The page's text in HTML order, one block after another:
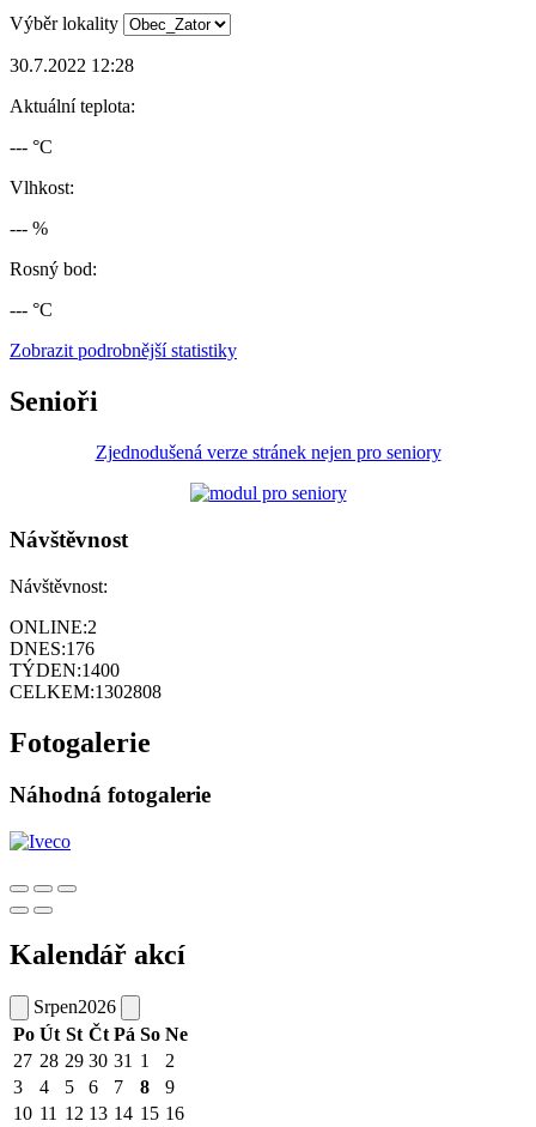
Výběr lokality
30.7.2022 12:28
Aktuální teplota:
--- °C
Vlhkost:
--- %
Rosný bod:
--- °C
Zobrazit podrobnější statistiky
Senioři
Zjednodušená verze stránek nejen pro seniory
Návštěvnost
Návštěvnost:
ONLINE:2
DNES:176
TÝDEN:1400
CELKEM:1302808
Fotogalerie
Náhodná fotogalerie
Kalendář akcí
Srpen2026
Po Út St Čt Pá So Ne
27 28 29 30 31 1
2
3
4 5 6 7 8
9
10 11 12 13 14 15 16